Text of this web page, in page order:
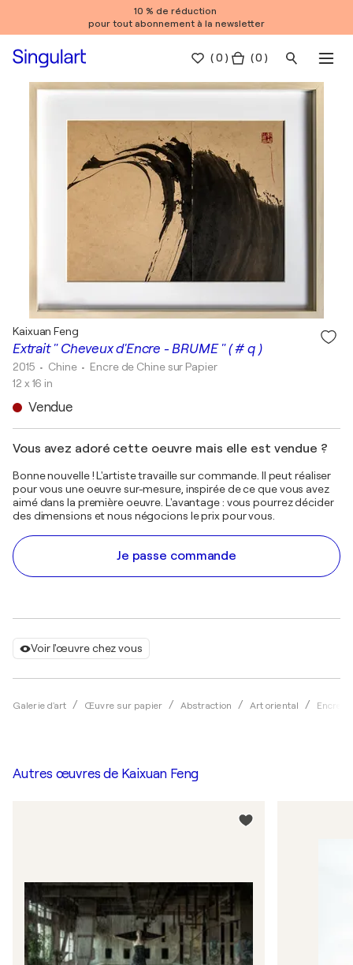
10 % de réduction
pour tout abonnement à la newsletter
(0 ) ( 0 )
Voir l'œuvre chez vous
Galerie d'art Œuvre sur papier Abstraction Art oriental Encre
Extrait " Cheveux d'Encre - BRUME " ( # q )
Kaixuan Feng
2015 • Chine • Encre de Chine sur Papier
12 x 16 in
Vendue
Vous avez adoré cette oeuvre mais elle est vendue ?
Bonne nouvelle ! L'artiste travaille sur commande. Il peut réaliser
pour vous une oeuvre sur-mesure, inspirée de ce que vous avez
aimé dans la première oeuvre. L'avantage : vous pourrez décider
des dimensions et nous négocions le prix pour vous.
Je passe commande
Autres œuvres de Kaixuan Feng